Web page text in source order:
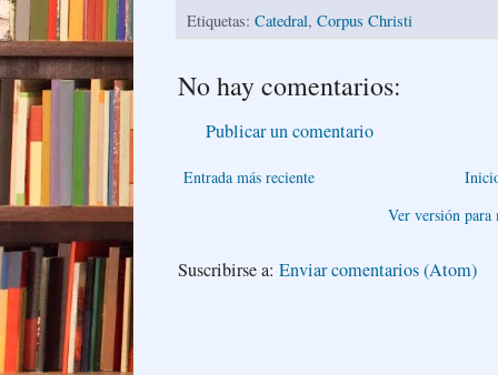
Etiquetas: Catedral, Corpus Christi
No hay comentarios:
Publicar un comentario
Entrada más reciente
Ver versión para
Suscribirse a: Enviar comentarios (Atom)